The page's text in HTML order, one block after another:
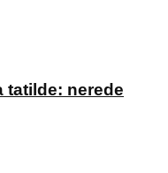
tatilde: nerede